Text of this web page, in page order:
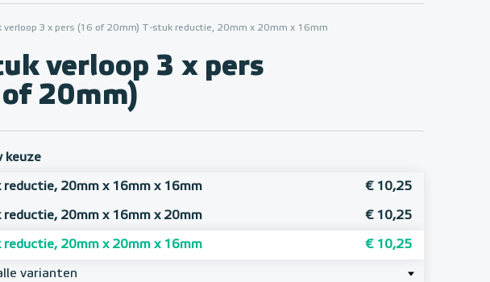
verloop 3 x pers (16 of 20mm) T-stuk reductie, 20mm x 20mm x 16mm
verloop 3 x pers
20mm)
keuze
reductie, 20mm x 16mm x 16mm € 10,25
reductie, 20mm x 16mm x 20mm € 10,25
reductie, 20mm x 20mm x 16mm € 10,25
varianten